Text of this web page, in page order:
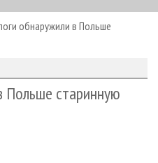
обнаружили в Польше
Польше старинную